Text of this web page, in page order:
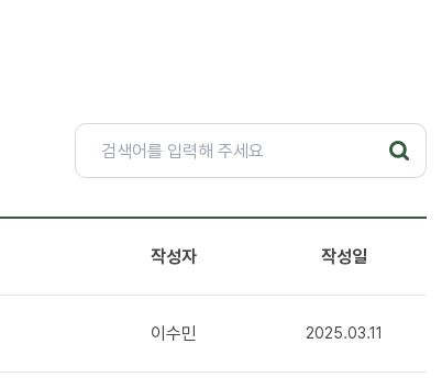
작성자 작성일
이수민 2025.03.11